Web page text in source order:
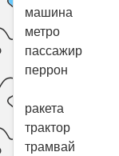
машина
метро
пассажир
перрон
ракета
трактор
трамвай